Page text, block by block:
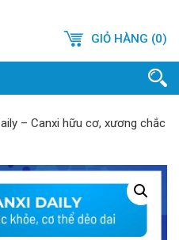
GIỎ HÀNG (0)
– Canxi hữu cơ, xương chắc